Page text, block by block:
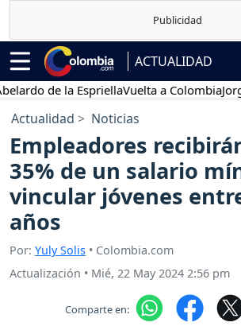
ACTUALIDAD
de la EspriellaVuelta a ColombiaJorge
Actualidad Noticias
Empleadores
35% de un salario
vincular jóvenes
años
Por: Yuly Solis • Colombia.com
Actualización • Mié, 22 May 2024 2:56 pm
Comparte en: